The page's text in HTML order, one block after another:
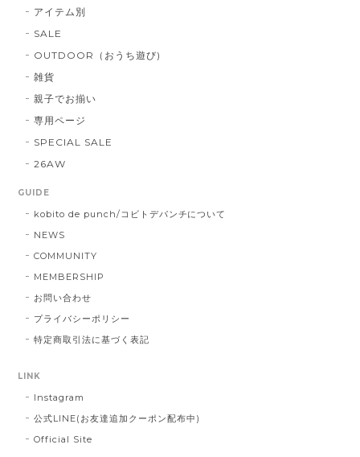
アイテム別
SALE
OUTDOOR（おうち遊び)
雑貨
親子でお揃い
専用ページ
SPECIAL SALE
26AW
GUIDE
kobito de punch/コビトデパンチについて
NEWS
COMMUNITY
MEMBERSHIP
お問い合わせ
プライバシーポリシー
特定商取引法に基づく表記
LINK
Instagram
公式LINE(お友達追加クーポン配布中)
Official Site